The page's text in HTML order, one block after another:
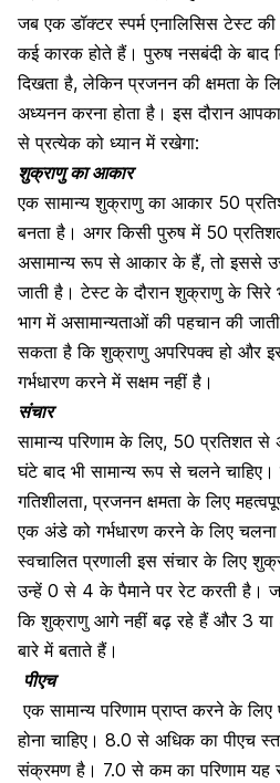
जब एक डॉक्टर स्पर्म एनालिसिस टेस्ट की
कई कारक होते हैं। पुरुष नसबंदी के बाद
दिखता है,लेकिन प्रजनन की क्षमता के
अध्यनन करना होता है। इस दौरान आपका
से प्रत्येक को ध्यान में रखेगा:
शुक्राणु का आकार
एक सामान्य शुक्राणु का आकार 50
बनता है। अगर किसी पुरुष में 50
असामान्य रूप से आकार के हैं,तो इससे
जाती है। टेस्ट के दौरान शुक्राणु के सिरे
भाग में असामान्यताओं की पहचान की
सकता है कि शुक्राणु अपरिपक्व हो और
गर्भधारण करने में सक्षम नहीं है।
संचार
सामान्य परिणाम के लिए, 50 प्रतिशत
घंटे बाद भी सामान्य रूप से चलने
गतिशीलता,प्रजनन क्षमता के लिए
एक अंडे को गर्भधारण करने के लिए
स्वचालित प्रणाली इस संचार के लिए
उन्हें 0 से 4 के पैमाने पर रेट करती है।
कि शुक्राणु आगे नहीं बढ़ रहे हैं और 3 या
बारे में बताते हैं।
पीएच
एक सामान्य परिणाम प्राप्त करने के
होना चाहिए। 8.0 से अधिक का पीएच
संक्रमण है। 7.0 से कम का परिणाम यह